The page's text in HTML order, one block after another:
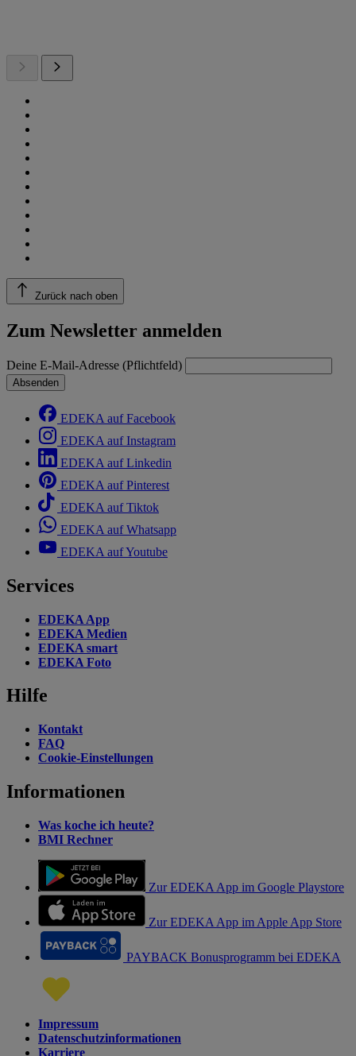
Zurück nach oben
Zum Newsletter anmelden
Deine E-Mail-Adresse (Pflichtfeld)
Absenden
EDEKA auf Facebook
EDEKA auf Instagram
EDEKA auf Linkedin
EDEKA auf Pinterest
EDEKA auf Tiktok
EDEKA auf Whatsapp
EDEKA auf Youtube
Services
EDEKA App
EDEKA Medien
EDEKA smart
EDEKA Foto
Hilfe
Kontakt
FAQ
Cookie-Einstellungen
Informationen
Was koche ich heute?
BMI Rechner
Zur EDEKA App im Google Playstore
Zur EDEKA App im Apple App Store
PAYBACK Bonusprogramm bei EDEKA
Impressum
Datenschutzinformationen
Karriere